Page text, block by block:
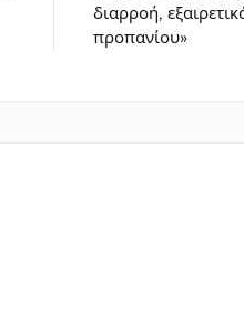
διαρροή,
προπανίου»